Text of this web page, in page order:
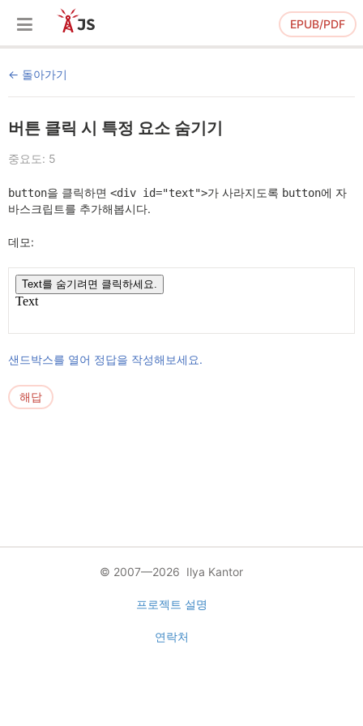
EPUB/PDF
돌아가기
버튼 클릭 시 특정 요소 숨기기
중요도: 5
button을 클릭하면 <div id="text">가 사라지도록 button에 자
바스크립트를 추가해봅시다.
데모:
샌드박스를 열어 정답을 작성해보세요.
해답
© 2007—2026 Ilya Kantor
프로젝트 설명
연락처